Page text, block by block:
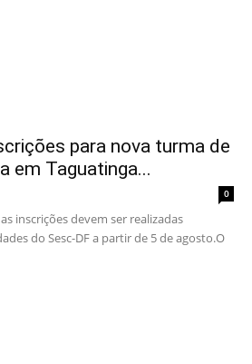
para nova turma de
em Taguatinga...
0
inscrições devem ser realizadas
do Sesc-DF a partir de 5 de agosto.O